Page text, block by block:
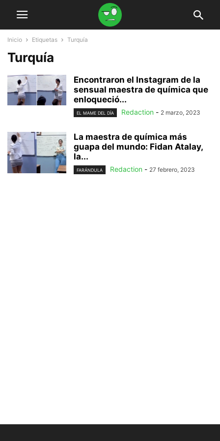
Inicio Etiquetas Turquía
Turquía
Encontraron el Instagram de la
sensual maestra de química que
enloqueció...
EL MAME DEL DÍA Redaction - 2 marzo, 2023
La maestra de química más
guapa del mundo: Fidan Atalay,
la...
FARÁNDULA Redaction - 27 febrero, 2023